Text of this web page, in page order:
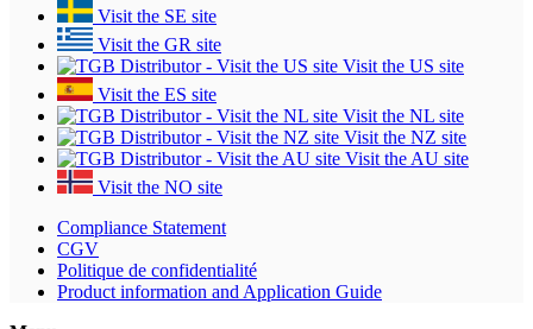
Visit the SE site
Visit the GR site
Visit the US site
Visit the ES site
Visit the NL site
Visit the NZ site
Visit the AU site
Visit the NO site
Compliance Statement
CGV
Politique de confidentialité
Product information and Application Guide